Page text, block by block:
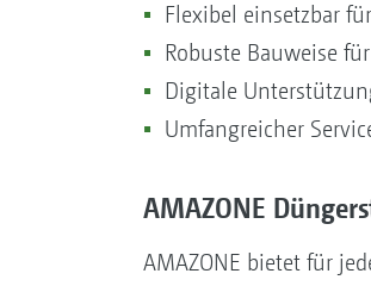
Flexibel einsetzbar
Robuste Bauweise
Digitale
Umfangreicher
AMAZONE
AMAZONE bietet für